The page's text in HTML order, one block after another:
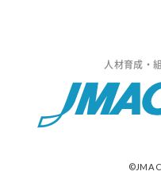
人材育成・
©JMA